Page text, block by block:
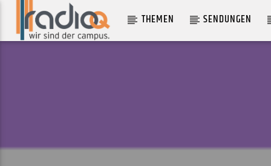
THEMEN SENDUNGEN